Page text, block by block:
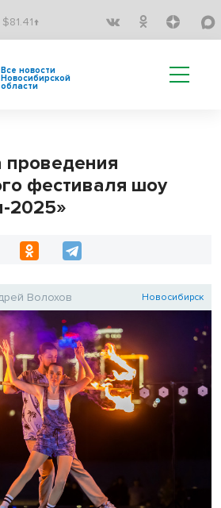
$81.41↑
Все новости
Новосибирской
области
проведения
фестиваля шоу
2025»
Волохов Новосибирск